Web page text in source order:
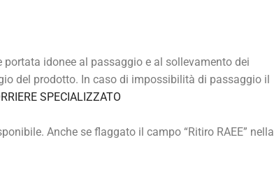
idonee al passaggio e al sollevamento dei
del prodotto. In caso di impossibilità di passaggio il
SPECIALIZZATO
Anche se flaggato il campo “Ritiro RAEE” nella